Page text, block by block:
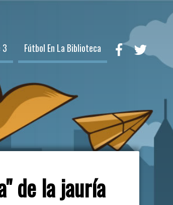
3 Fútbol En La Biblioteca
de la jauría